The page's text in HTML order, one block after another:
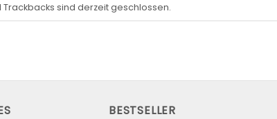
sind derzeit geschlossen.
BESTSELLER